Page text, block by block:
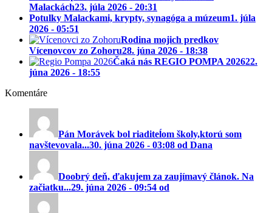
Malackách23. júla 2026 - 20:31
Potulky Malackami, krypty, synagóga a múzeum1. júla
2026 - 05:51
Rodina mojich predkov
Vícenovcov zo Zohoru28. júna 2026 - 18:38
Čaká nás REGIO POMPA 202622.
júna 2026 - 18:55
Komentáre
Pán Morávek bol riaditeĺom školy,ktorú som
navštevovala...30. júna 2026 - 03:08 od Dana
Doobrý deň, ďakujem za zaujímavý článok. Na
začiatku...29. júna 2026 - 09:54 od